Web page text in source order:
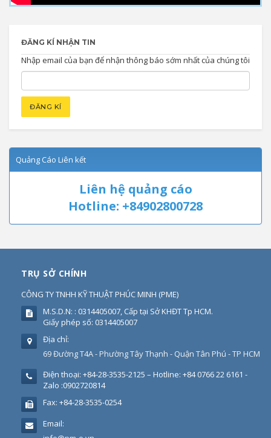
ĐĂNG KÍ NHẬN TIN
Nhập email của bạn để nhận thông báo sớm nhất của chúng tôi
Quảng Cáo Liên kết
Liên hệ quảng cáo
Hotline: +84902800728
TRỤ SỞ CHÍNH
CÔNG TY TNHH KỸ THUẬT PHÚC MINH (PME)
M.S.D.N: : 0314405007, Cấp tại Sở KHĐT Tp HCM.
Giấy phép số: 0314405007
Địa chỉ:
69 Đường T4A - Phường Tây Thạnh - Quận Tân Phú - TP HCM
Điện thoại: +84-28-3535-2125 – Hotline: +84 0766 22 6161 -
Zalo :0902720814
Fax: +84-28-3535-0254
Email: